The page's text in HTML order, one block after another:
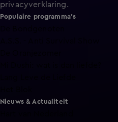
privacyverklaring.
Populaire programma's
Nieuws & Actualiteit